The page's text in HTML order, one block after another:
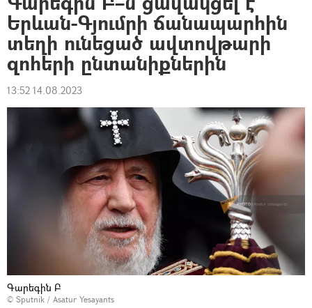
Երևան-Գյումրի ճանապարհին
տեղի ունեցած ավտովթարի
զոհերի ընտանիքներին
13:52 14.08.2023
Գարեգին Բ
© Sputnik / Asatur Yesayants